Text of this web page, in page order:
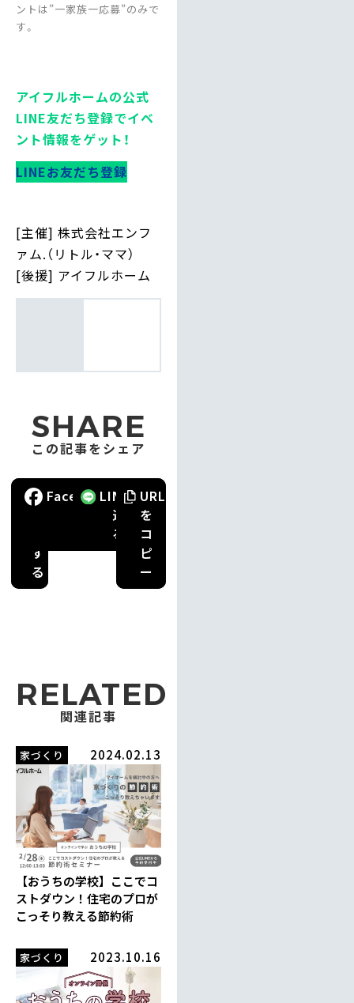
ントは”一家族一応募”のみで
す。
アイフルホームの公式
LINE友だち登録でイベ
ント情報をゲット！
LINEお友だち登録
[主催] 株式会社エンフ
ァム.（リトル・ママ）
[後援] アイフルホーム
SHARE
この記事をシェア
ポ
す
る
Facebook
で LINE
で
送
る
URL
を
コ
ピ
ー
RELATED
関連記事
家づくり 2024.02.13
【おうちの学校】ここでコ
ストダウン！住宅のプロが
こっそり教える節約術
家づくり 2023.10.16